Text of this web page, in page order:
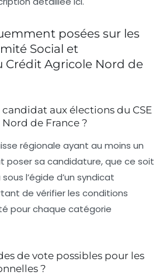
posées sur les
Social et
Crédit Agricole Nord de
aux élections du CSE
de France ?
régionale ayant au moins un
poser sa candidature, que ce soit
l’égide d’un syndicat
de vérifier les conditions
pour chaque catégorie
de vote possibles pour les
?